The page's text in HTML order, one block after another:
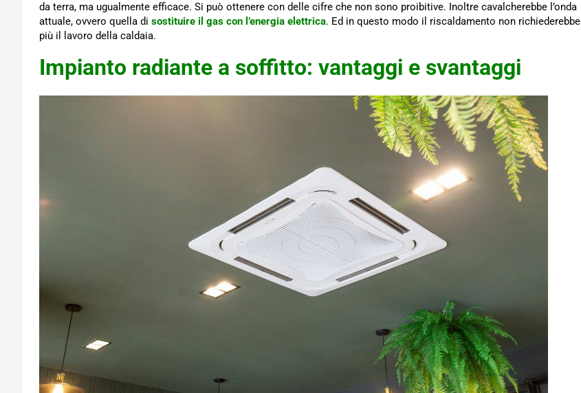
da terra, ma ugualmente efficace. Si può ottenere con delle cifre che non sono proibitive. Inoltre cavalcherebbe l’onda
attuale, ovvero quella di sostituire il gas con l’energia elettrica. Ed in questo modo il riscaldamento non richiederebbe
più il lavoro della caldaia.
Impianto radiante a soffitto: vantaggi e svantaggi